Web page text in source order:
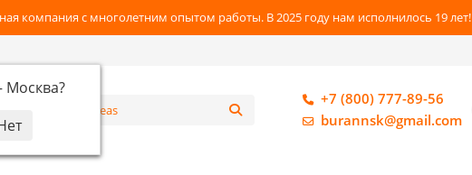
компания с многолетним опытом работы. В 2025 году нам исполнилось 19 лет!
Москва?
+7 (800) 777-89-56
burannsk@gmail.com